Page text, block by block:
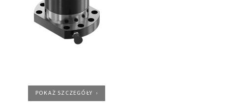
POKAŻ SZCZEGÓŁY